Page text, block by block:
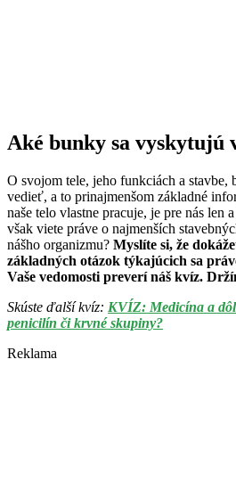
Aké bunky sa vyskytujú
O svojom tele, jeho funkciách a stavbe,
vedieť, a to prinajmenšom základné
naše telo vlastne pracuje, je pre nás len
však viete práve o najmenších
nášho organizmu? Myslíte si, že
základných otázok týkajúcich sa
Vaše vedomosti preverí náš kvíz.
Skúste ďalší kvíz: KVÍZ: Medicína a
penicilín či krvné skupiny?
Reklama